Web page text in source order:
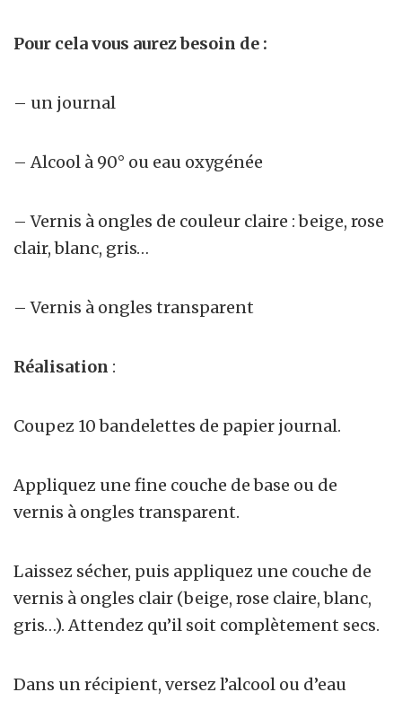
Pour cela vous aurez besoin de :
– un journal
– Alcool à 90° ou eau oxygénée
– Vernis à ongles de couleur claire : beige, rose
clair, blanc, gris…
– Vernis à ongles transparent
Réalisation :
Coupez 10 bandelettes de papier journal.
Appliquez une fine couche de base ou de
vernis à ongles transparent.
Laissez sécher, puis appliquez une couche de
vernis à ongles clair (beige, rose claire, blanc,
gris…). Attendez qu’il soit complètement secs.
Dans un récipient, versez l’alcool ou d’eau